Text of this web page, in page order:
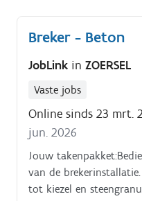
Breker - Beton
JobLink in ZOERSEL
Vaste jobs
Online sinds 23 mrt.
jun. 2026
Jouw
van de
tot kiezel en